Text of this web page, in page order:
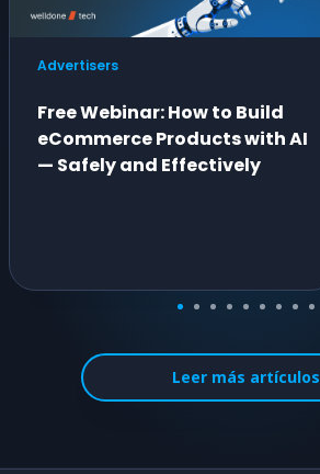
Advertisers
Free Webinar: How to Build
eCommerce Products with AI
— Safely and Effectively
Leer más artículos